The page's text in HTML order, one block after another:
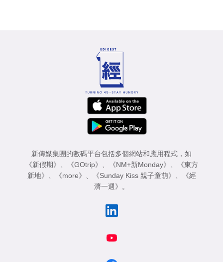
新傳媒集團的數碼平台包括多個網站和應用程式，如
《新假期》
《GOtrip》 《NM+新Monday》
《東方
新地》
《more》 《Sunday Kiss 親子童萌》
《經
濟一週》
。